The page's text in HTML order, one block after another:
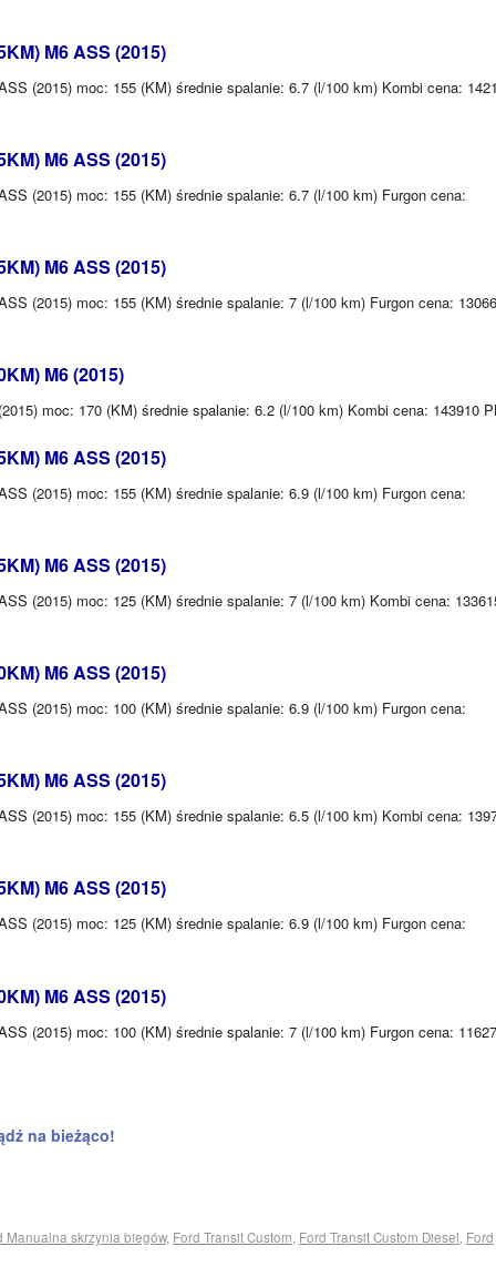
M6 ASS (2015)
(2015) moc: 155 (KM) średnie spalanie: 6.7 (l/100 km) Kombi cena:
M6 ASS (2015)
(2015) moc: 155 (KM) średnie spalanie: 6.7 (l/100 km) Furgon cena:
M6 ASS (2015)
(2015) moc: 155 (KM) średnie spalanie: 7 (l/100 km) Furgon cena:
M6 (2015)
moc: 170 (KM) średnie spalanie: 6.2 (l/100 km) Kombi cena: 143910
M6 ASS (2015)
(2015) moc: 155 (KM) średnie spalanie: 6.9 (l/100 km) Furgon cena:
M6 ASS (2015)
(2015) moc: 125 (KM) średnie spalanie: 7 (l/100 km) Kombi cena:
M6 ASS (2015)
(2015) moc: 100 (KM) średnie spalanie: 6.9 (l/100 km) Furgon cena:
M6 ASS (2015)
(2015) moc: 155 (KM) średnie spalanie: 6.5 (l/100 km) Kombi cena:
M6 ASS (2015)
(2015) moc: 125 (KM) średnie spalanie: 6.9 (l/100 km) Furgon cena:
M6 ASS (2015)
(2015) moc: 100 (KM) średnie spalanie: 7 (l/100 km) Furgon cena:
na bieżąco!
Manualna skrzynia biegów, Ford Transit Custom Ford Transit Custom Diesel Ford